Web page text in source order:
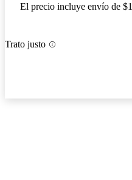
El precio incluye envío de
Trato justo